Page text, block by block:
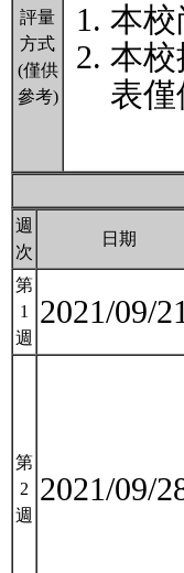
評量
方式
(僅供
參考)
本
本
表
週
次
日期
第
1
週
2021/09/
第
2
週
2021/09/